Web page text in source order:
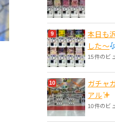
本日も
した〜
15件のビ
ガチャ
アル
10件のビ